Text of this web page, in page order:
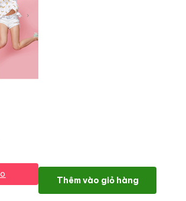
Beautology - Health Care, Nutrition
Thêm vào giỏ hàng